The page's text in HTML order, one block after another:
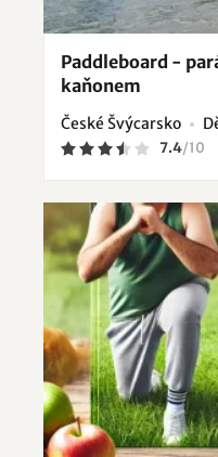
Paddleboard -
kaňonem
České Švýcarsko
7.4/10